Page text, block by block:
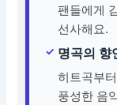
팬들에게
선사해요.
명곡의 향
히트곡부
풍성한 음